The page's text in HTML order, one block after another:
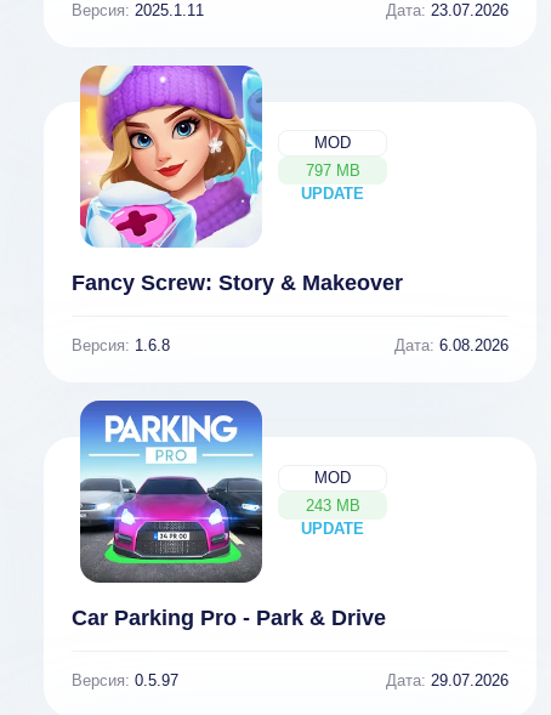
Версия: 2025.1.11 Дата: 23.07.2026
MOD
797 MB
UPDATE
NEW
Fancy Screw: Story & Makeover
Версия: 1.6.8 Дата: 6.08.2026
MOD
243 MB
UPDATE
NEW
Car Parking Pro - Park & Drive
Версия: 0.5.97 Дата: 29.07.2026